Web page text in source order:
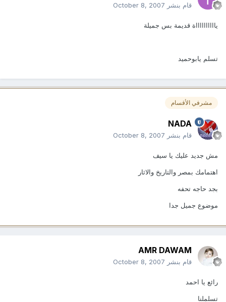
قام بنشر October 8, 2007
يااااااااااة قديمة بس جميلة
تسلم يابوحميد
مشرفي الأقسام
NADA
قام بنشر October 8, 2007
مش جديد عليك يا سيف
اهتمامك بمصر والتاريخ والاثار
بجد حاجه تحفه
موضوع جميل جدا
AMR DAWAM
قام بنشر October 8, 2007
رائع يا احمد
تسلملنا